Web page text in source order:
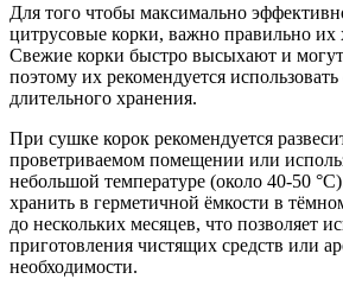
Для того чтобы максимально
цитрусовые корки, важно правильно их
Свежие корки быстро высыхают и могут
поэтому их рекомендуется
длительного хранения.
При сушке корок рекомендуется
проветриваемом помещении или
небольшой температуре (около 40-50
хранить в герметичной ёмкости в
до нескольких месяцев, что позволяет
приготовления чистящих средств или
необходимости.